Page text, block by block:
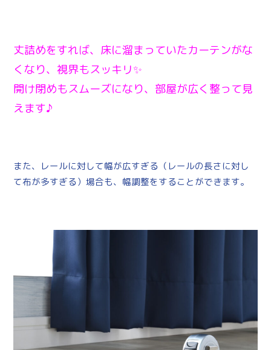
丈詰めをすれば、床に溜まっていたカーテンがな
くなり、視界もスッキリ✨
開け閉めもスムーズになり、部屋が広く整って見
えます♪
また、レールに対して幅が広すぎる（レールの長さに対し
て布が多すぎる）場合も、幅調整をすることができます。